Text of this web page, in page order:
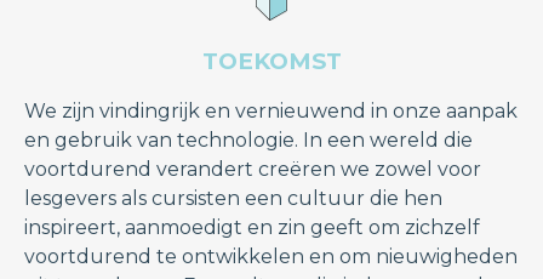
TOEKOMST
We zijn vindingrijk en vernieuwend in onze aanpak
en gebruik van technologie. In een wereld die
voortdurend verandert creëren we zowel voor
lesgevers als cursisten een cultuur die hen
inspireert, aanmoedigt en zin geeft om zichzelf
voortdurend te ontwikkelen en om nieuwigheden